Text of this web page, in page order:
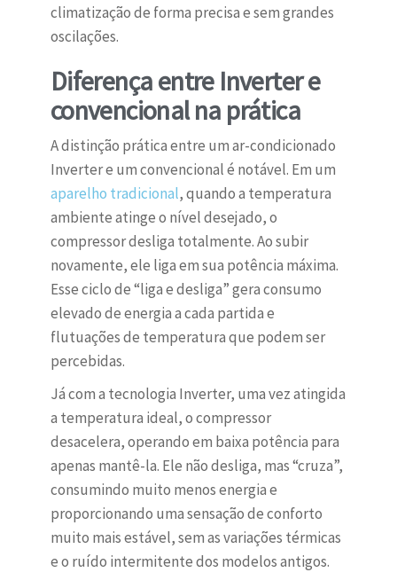
climatização de forma precisa e sem grandes
oscilações.
Diferença entre Inverter e
convencional na prática
A distinção prática entre um ar-condicionado
Inverter e um convencional é notável. Em um
aparelho tradicional, quando a temperatura
ambiente atinge o nível desejado, o
compressor desliga totalmente. Ao subir
novamente, ele liga em sua potência máxima.
Esse ciclo de “liga e desliga” gera consumo
elevado de energia a cada partida e
flutuações de temperatura que podem ser
percebidas.
Já com a tecnologia Inverter, uma vez atingida
a temperatura ideal, o compressor
desacelera, operando em baixa potência para
apenas mantê-la. Ele não desliga, mas “cruza”,
consumindo muito menos energia e
proporcionando uma sensação de conforto
muito mais estável, sem as variações térmicas
e o ruído intermitente dos modelos antigos.